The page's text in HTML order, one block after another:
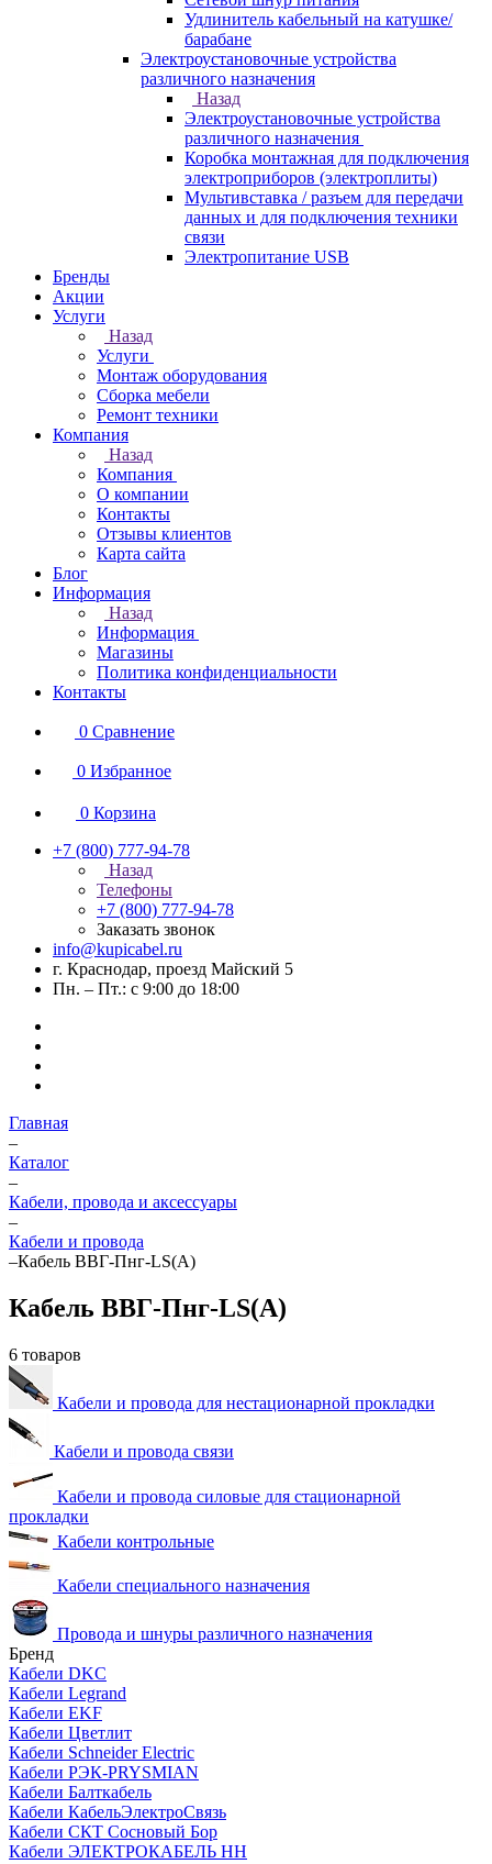
Удлинитель кабельный на катушке/
барабане
Электроустановочные устройства
различного назначения
Назад
Электроустановочные устройства
различного назначения
Коробка монтажная для подключения
электроприборов (электроплиты)
Мультивставка / разъем для передачи
данных и для подключения техники
связи
Электропитание USB
Бренды
Акции
Услуги
Назад
Услуги
Монтаж оборудования
Сборка мебели
Ремонт техники
Компания
Назад
Компания
О компании
Контакты
Отзывы клиентов
Карта сайта
Блог
Информация
Назад
Информация
Магазины
Политика конфиденциальности
Контакты
0 Сравнение
0 Избранное
0 Корзина
+7 (800) 777-94-78
Назад
Телефоны
+7 (800) 777-94-78
Заказать звонок
info@kupicabel.ru
г. Краснодар, проезд Майский 5
Пн. – Пт.: с 9:00 до 18:00
Главная
–
Каталог
–
Кабели, провода и аксессуары
–
Кабели и провода
–Кабель ВВГ-Пнг-LS(А)
Кабель ВВГ-Пнг-LS(А)
6 товаров
Кабели и провода для нестационарной прокладки
Кабели и провода связи
Кабели и провода силовые для стационарной
прокладки
Кабели контрольные
Кабели специального назначения
Провода и шнуры различного назначения
Бренд
Кабели DKC
Кабели Legrand
Кабели EKF
Кабели Цветлит
Кабели Schneider Electric
Кабели РЭК-PRYSMIAN
Кабели Балткабель
Кабели КабельЭлектроСвязь
Кабели СКТ Сосновый Бор
Кабели ЭЛЕКТРОКАБЕЛЬ НН